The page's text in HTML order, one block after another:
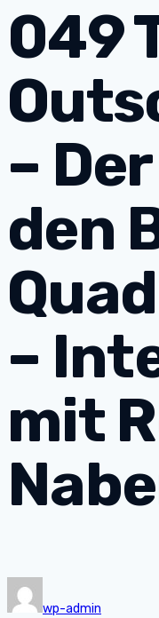
049
–
den
–
mit
wp-admin